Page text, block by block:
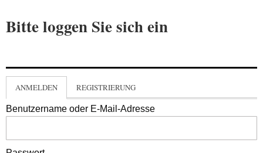
Bitte loggen Sie sich ein
ANMELDEN REGISTRIERUNG
Benutzername oder E-Mail-Adresse